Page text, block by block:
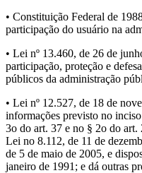
• Constituição Federal de
participação do usuário na
• Lei nº 13.460, de 26 de
participação, proteção e
públicos da administração
• Lei nº 12.527, de 18 de
informações previsto no
3o do art. 37 e no § 2o do art.
Lei no 8.112, de 11 de
de 5 de maio de 2005, e
janeiro de 1991; e dá outras